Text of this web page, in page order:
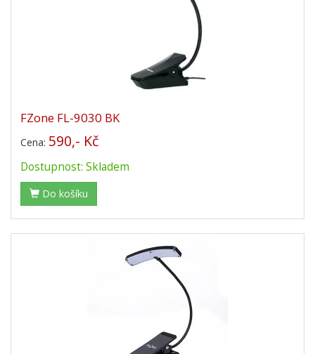
FZone FL-9030 BK
Cena: 590,- Kč
Dostupnost: Skladem
Do košíku